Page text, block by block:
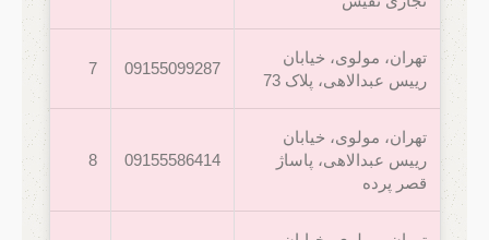
تهران، مولوی، خیابان
رییس عبدالاهی، پلاک 73
09155099287
7
تهران، مولوی، خیابان
رییس عبدالاهی، پاساژ
قصر پرده
09155586414
8